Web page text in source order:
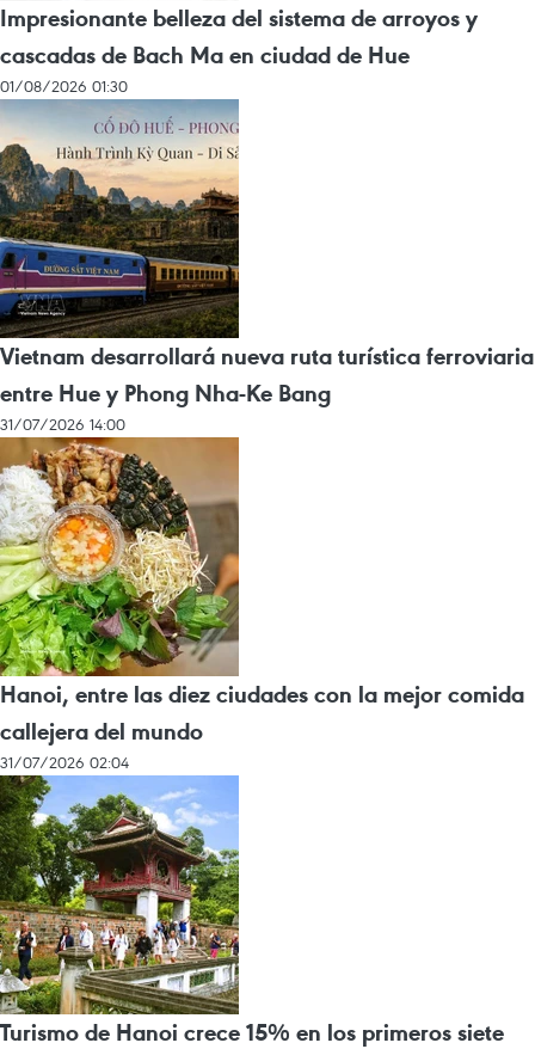
Impresionante belleza del sistema de arroyos y
cascadas de Bach Ma en ciudad de Hue
01/08/2026 01:30
Vietnam desarrollará nueva ruta turística ferroviaria
entre Hue y Phong Nha-Ke Bang
31/07/2026 14:00
Hanoi, entre las diez ciudades con la mejor comida
callejera del mundo
31/07/2026 02:04
Turismo de Hanoi crece 15% en los primeros siete